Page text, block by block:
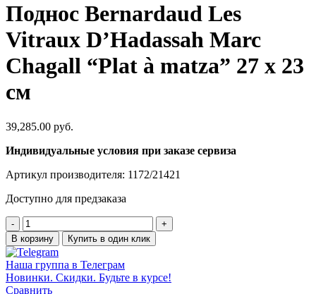
Поднос Bernardaud Les
Vitraux D’Hadassah Marc
Chagall “Plat à matza” 27 х 23
см
39,285.00 руб.
Индивидуальные условия при заказе сервиза
Артикул производителя: 1172/21421
Доступно для предзаказа
В корзину Купить в один клик
Наша группа в Телеграм
Новинки. Скидки. Будьте в курсе!
Сравнить